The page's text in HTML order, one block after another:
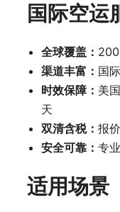
国际空运
全球覆盖：
渠道丰富： 国
时效保障： 美
天
双清含税： 报
安全可靠： 专
适用场景